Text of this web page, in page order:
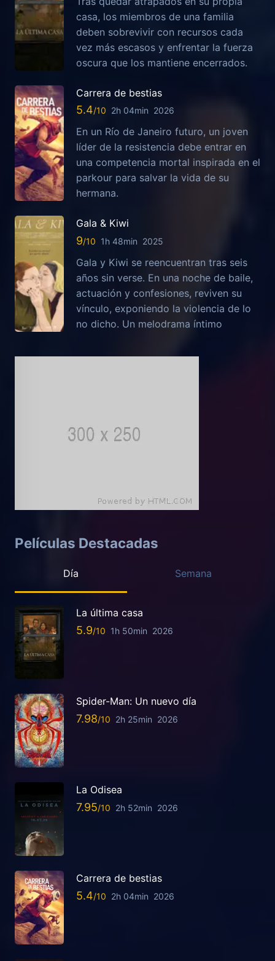
casa, los miembros de una familia
deben sobrevivir con recursos cada
vez más escasos y enfrentar la fuerza
oscura que los mantiene encerrados.
Carrera de bestias
5.4 2h 04min 2026
En un Río de Janeiro futuro, un joven
líder de la resistencia debe entrar en
una competencia mortal inspirada en el
parkour para salvar la vida de su
hermana.
Gala & Kiwi
9 1h 48min 2025
Gala y Kiwi se reencuentran tras seis
años sin verse. En una noche de baile,
actuación y confesiones, reviven su
vínculo, exponiendo la violencia de lo
no dicho. Un melodrama íntimo
Películas Destacadas
Día Semana
La última casa
5.9 1h 50min 2026
Spider-Man: Un nuevo día
7.98 2h 25min 2026
La Odisea
7.95 2h 52min 2026
Carrera de bestias
5.4 2h 04min 2026